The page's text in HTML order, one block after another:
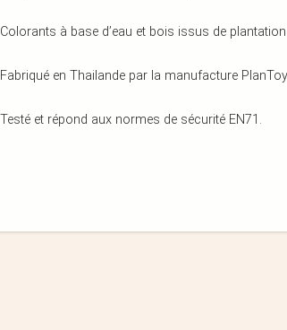
Colorants à base d’eau et bois issus de
Fabriqué en Thailande par la manufacture
Testé et répond aux normes de sécurité EN71.